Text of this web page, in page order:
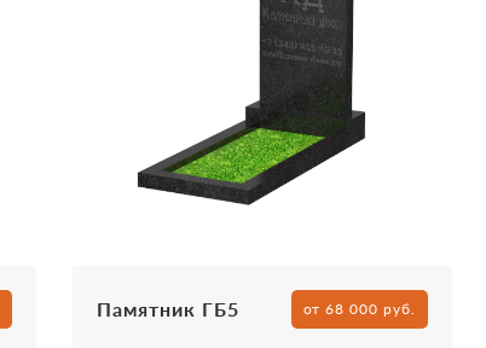
Памятник ГБ5 от 68 000 руб.